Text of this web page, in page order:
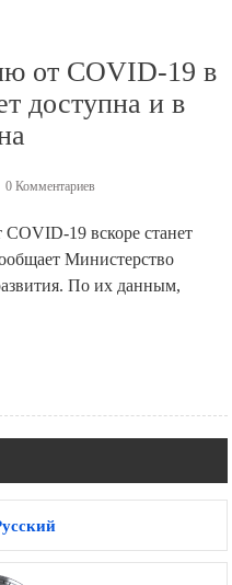
от COVID-19 в
доступна и в
0 Комментариев
19 вскоре станет
Министерство
По их данным,